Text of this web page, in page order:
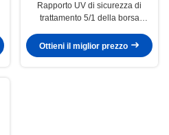
Rapporto UV di sicurezza di
trattamento 5/1 della borsa
costruttore
Ottieni il miglior prezzo